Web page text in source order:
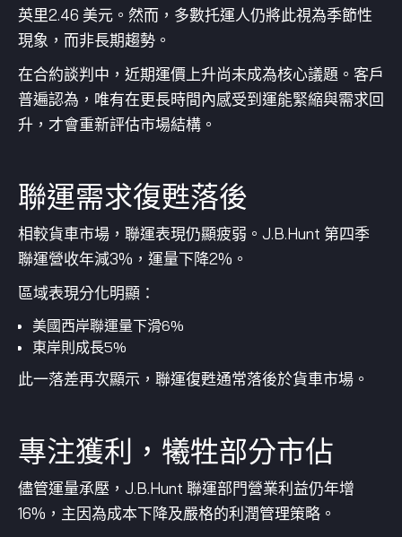
英里2.46 美元。然而，多數托運人仍將此視為季節性
現象，而非長期趨勢。
在合約談判中，近期運價上升尚未成為核心議題。客戶
普遍認為，唯有在更長時間內感受到運能緊縮與需求回
升，才會重新評估市場結構。
聯運需求復甦落後
相較貨車市場，聯運表現仍顯疲弱。J.B.Hunt 第四季
聯運營收年減3%，運量下降2%。
區域表現分化明顯：
美國西岸聯運量下滑6%
東岸則成長5%
此一落差再次顯示，聯運復甦通常落後於貨車市場。
專注獲利，犧牲部分市佔
儘管運量承壓，J.B.Hunt 聯運部門營業利益仍年增
16%，主因為成本下降及嚴格的利潤管理策略。